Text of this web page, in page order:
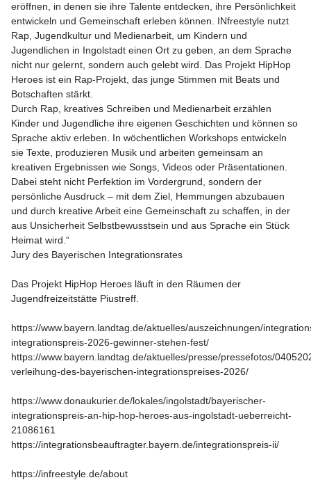
eröffnen, in denen sie ihre Talente entdecken, ihre Persönlichkeit
entwickeln und Gemeinschaft erleben können. INfreestyle nutzt
Rap, Jugendkultur und Medienarbeit, um Kindern und
Jugendlichen in Ingolstadt einen Ort zu geben, an dem Sprache
nicht nur gelernt, sondern auch gelebt wird. Das Projekt HipHop
Heroes ist ein Rap-Projekt, das junge Stimmen mit Beats und
Botschaften stärkt.
Durch Rap, kreatives Schreiben und Medienarbeit erzählen
Kinder und Jugendliche ihre eigenen Geschichten und können so
Sprache aktiv erleben. In wöchentlichen Workshops entwickeln
sie Texte, produzieren Musik und arbeiten gemeinsam an
kreativen Ergebnissen wie Songs, Videos oder Präsentationen.
Dabei steht nicht Perfektion im Vordergrund, sondern der
persönliche Ausdruck – mit dem Ziel, Hemmungen abzubauen
und durch kreative Arbeit eine Gemeinschaft zu schaffen, in der
aus Unsicherheit Selbstbewusstsein und aus Sprache ein Stück
Heimat wird.“
Jury des Bayerischen Integrationsrates
Das Projekt HipHop Heroes läuft in den Räumen der
Jugendfreizeitstätte Piustreff.
https://www.bayern.landtag.de/aktuelles/auszeichnungen/
integrationspreis-2026-gewinner-stehen-fest/
https://www.bayern.landtag.de/aktuelles/presse/pressefotos/
verleihung-des-bayerischen-integrationspreises-2026/
https://www.donaukurier.de/lokales/ingolstadt/bayerischer-
integrationspreis-an-hip-hop-heroes-aus-ingolstadt-ueberreicht-
21086161
https://integrationsbeauftragter.bayern.de/integrationspreis-ii/
https://infreestyle.de/about